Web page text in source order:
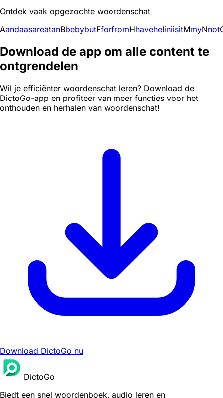
Ontdek vaak opgezochte woordenschat
AandaasareatanBbebybutFforfromHhaveheIiniisitMmyNnot
Download de app om alle content te
ontgrendelen
Wil je efficiënter woordenschat leren? Download de
DictoGo-app en profiteer van meer functies voor het
onthouden en herhalen van woordenschat!
Download DictoGo nu
DictoGo
Biedt een snel woordenboek, audio leren en